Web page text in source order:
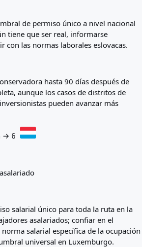
de permiso único a nivel nacional
tiene que ser real, informarse
con las normas laborales eslovacas.
hasta 90 días después de
aunque los casos de distritos de
pueden avanzar más
→ 6
salarial único para toda la ruta en la
asalariados; confiar en el
salarial específica de la ocupación
universal en Luxemburgo.